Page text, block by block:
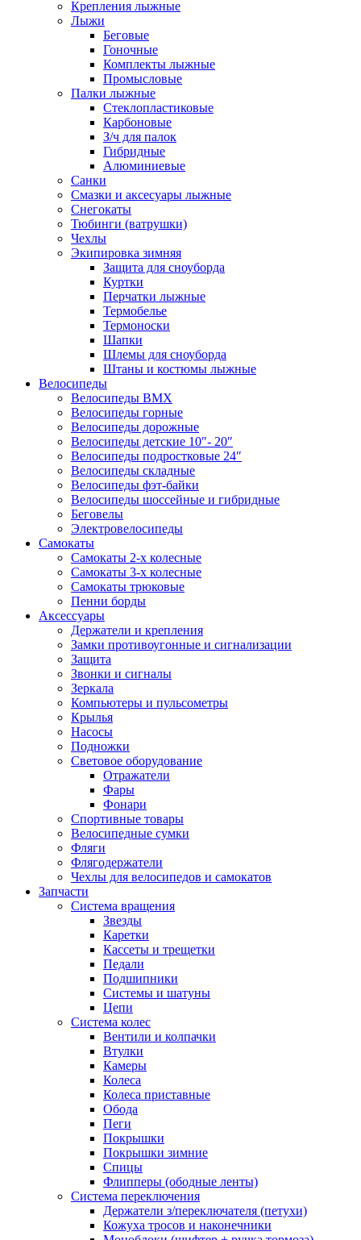
Крепления лыжные
Лыжи
Беговые
Гоночные
Комплекты лыжные
Промысловые
Палки лыжные
Стеклопластиковые
Карбоновые
З/ч для палок
Гибридные
Алюминиевые
Санки
Смазки и аксесуары лыжные
Снегокаты
Тюбинги (ватрушки)
Чехлы
Экипировка зимняя
Защита для сноуборда
Куртки
Перчатки лыжные
Термобелье
Термоноски
Шапки
Шлемы для сноуборда
Штаны и костюмы лыжные
Велосипеды
Велосипеды BMX
Велосипеды горные
Велосипеды дорожные
Велосипеды детские 10″- 20″
Велосипеды подростковые 24″
Велосипеды складные
Велосипеды фэт-байки
Велосипеды шоссейные и гибридные
Беговелы
Электровелосипеды
Самокаты
Самокаты 2-х колесные
Самокаты 3-х колесные
Самокаты трюковые
Пенни борды
Аксессуары
Держатели и крепления
Замки противоугонные и сигнализации
Защита
Звонки и сигналы
Зеркала
Компьютеры и пульсометры
Крылья
Насосы
Подножки
Световое оборудование
Отражатели
Фары
Фонари
Спортивные товары
Велосипедные сумки
Фляги
Флягодержатели
Чехлы для велосипедов и самокатов
Запчасти
Система вращения
Звезды
Каретки
Кассеты и трещетки
Педали
Подшипники
Системы и шатуны
Цепи
Система колес
Вентили и колпачки
Втулки
Камеры
Колеса
Колеса приставные
Обода
Пеги
Покрышки
Покрышки зимние
Спицы
Флипперы (ободные ленты)
Система переключения
Держатели з/переключателя (петухи)
Кожуха тросов и наконечники